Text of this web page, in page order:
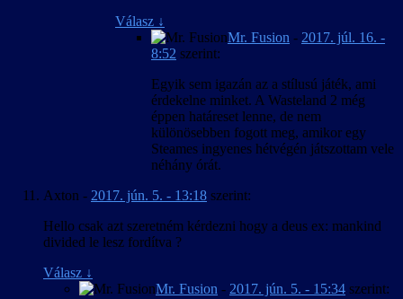
Válasz ↓
Mr. Fusion - 2017. júl. 16. -
8:52 szerint:
Egyik sem igazán az a stílusú játék, ami
érdekelne minket. A Wasteland 2 még
éppen határeset lenne, de nem
különösebben fogott meg, amikor egy
Steames ingyenes hétvégén játszottam vele
néhány órát.
Axton - 2017. jún. 5. - 13:18 szerint:
Hello csak azt szeretném kérdezni hogy a deus ex: mankind
divided le lesz fordítva ?
Válasz ↓
Mr. Fusion - 2017. jún. 5. - 15:34 szerint: